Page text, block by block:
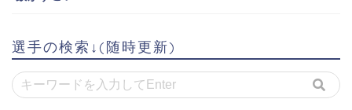
選手の検索↓(随時更新)